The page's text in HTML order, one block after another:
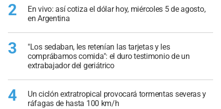
2
En vivo: así cotiza el dólar hoy, miércoles 5 de agosto,
en Argentina
3
"Los sedaban, les retenían las tarjetas y les
comprábamos comida": el duro testimonio de un
extrabajador del geriátrico
4
Un ciclón extratropical provocará tormentas severas y
ráfagas de hasta 100 km/h